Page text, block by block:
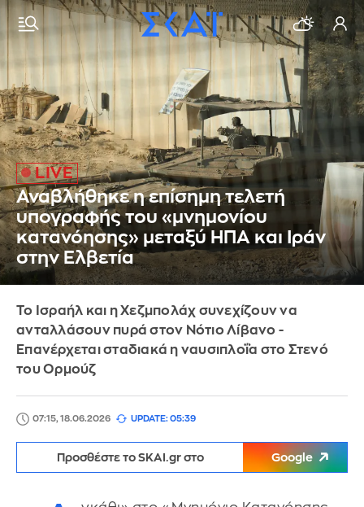
Αναβλήθηκε η επίσημη τελετή
υπογραφής του «μνημονίου
κατανόησης» μεταξύ ΗΠΑ και Ιράν
στην Ελβετία
Το Ισραήλ και η Χεζμπολάχ συνεχίζουν να
ανταλλάσουν πυρά στον Νότιο Λίβανο -
Επανέρχεται σταδιακά η ναυσιπλοΐα στο Στενό
του Ορμούζ
07:15, 18.06.2026 UPDATE: 05:39
Προσθέστε το SKAI.gr στο Google